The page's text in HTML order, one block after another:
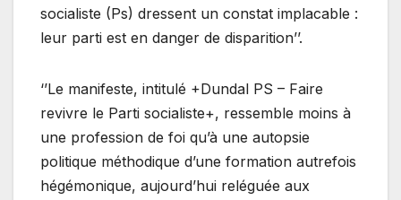
socialiste (Ps) dressent un constat implacable :
leur parti est en danger de disparition’’.
‘’Le manifeste, intitulé +Dundal PS – Faire
revivre le Parti socialiste+, ressemble moins à
une profession de foi qu’à une autopsie
politique méthodique d’une formation autrefois
hégémonique, aujourd’hui reléguée aux